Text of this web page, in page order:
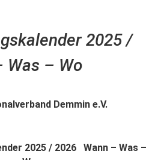
2025 /
Was – Wo
Demmin e.V.
2025 / 2026 Wann – Was –